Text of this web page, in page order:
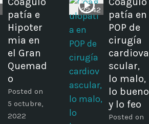
patía e
Hipoter
mia en
el Gran
Quemad
o
Posted on
5 octubre,
2022
22:42
patía en
POP de
cirugía
cardiova
scular,
lo malo,
lo bueno
y lo feo
Posted on